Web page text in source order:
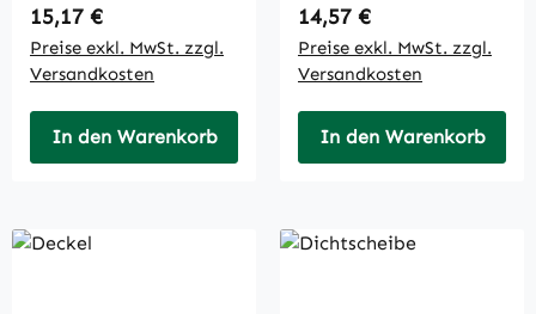
Regulärer Preis:
15,17 €
Preise exkl. MwSt. zzgl.
Versandkosten
In den Warenkorb
Regulärer Preis:
14,57 €
Preise exkl. MwSt. zzgl.
Versandkosten
In den Warenkorb